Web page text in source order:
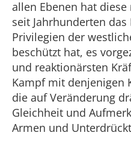
allen Ebenen hat
seit Jahrhunderten
Privilegien der
beschützt hat, es
und reaktionärsten
Kampf mit denjenigen
die auf Veränderung
Gleichheit und
Armen und